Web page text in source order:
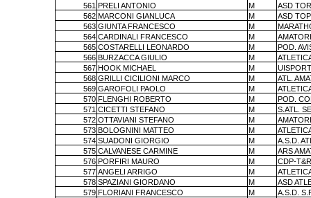
561 PRELI ANTONIO M
ASD
562 MARCONI GIANLUCA M
ASD
563 GIUNTA FRANCESCO M
564 CARDINALI FRANCESCO M
565 COSTARELLI LEONARDO M
POD.
566 BURZACCA GIULIO M
567 HOOK MICHAEL M
568 GRILLI CICILIONI MARCO M
ATL.
569 GAROFOLI PAOLO M
570 FLENGHI ROBERTO M
POD.
571 CICETTI STEFANO M
S.ATL.
572 OTTAVIANI STEFANO M
573 BOLOGNINI MATTEO M
574 SUADONI GIORGIO M
A.S.D.
575 CALVANESE CARMINE M
ARS
576 PORFIRI MAURO M
CDP-
577 ANGELI ARRIGO M
578 SPAZIANI GIORDANO M
ASD
579 FLORIANI FRANCESCO M
A.S.D.